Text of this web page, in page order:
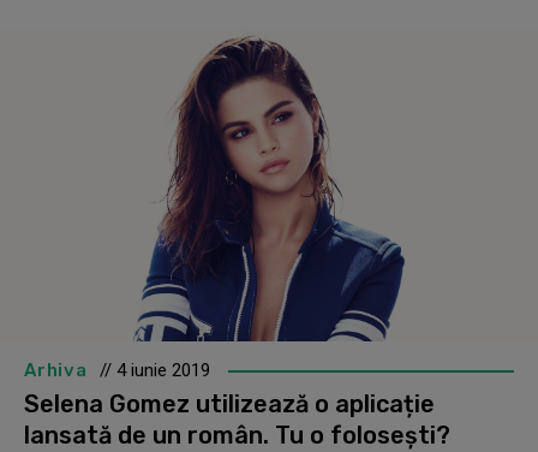
Arhiva // 4 iunie 2019
Selena Gomez utilizează o aplicație
lansată de un român. Tu o folosești?